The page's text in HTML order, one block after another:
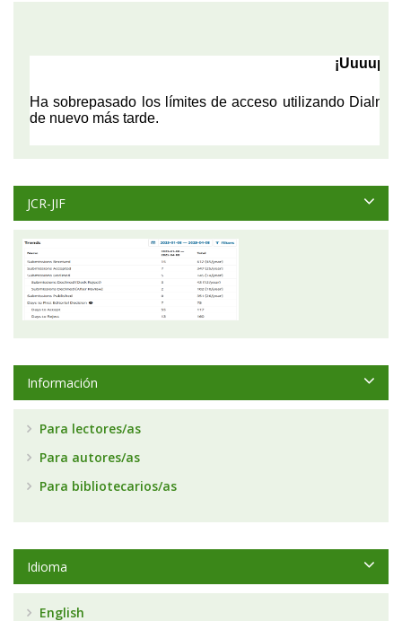
JCR-JIF
Información
Para lectores/as
Para autores/as
Para bibliotecarios/as
Idioma
English